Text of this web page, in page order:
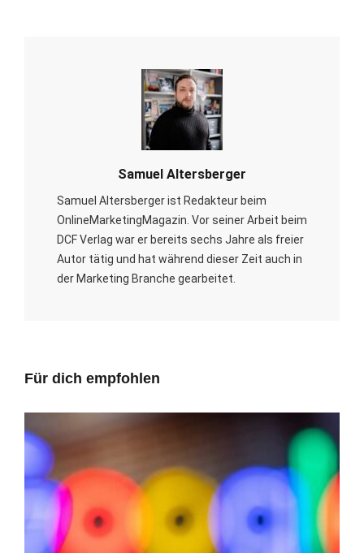
Samuel Altersberger
Samuel Altersberger ist Redakteur beim
OnlineMarketingMagazin. Vor seiner Arbeit beim
DCF Verlag war er bereits sechs Jahre als freier
Autor tätig und hat während dieser Zeit auch in
der Marketing Branche gearbeitet.
Für dich empfohlen